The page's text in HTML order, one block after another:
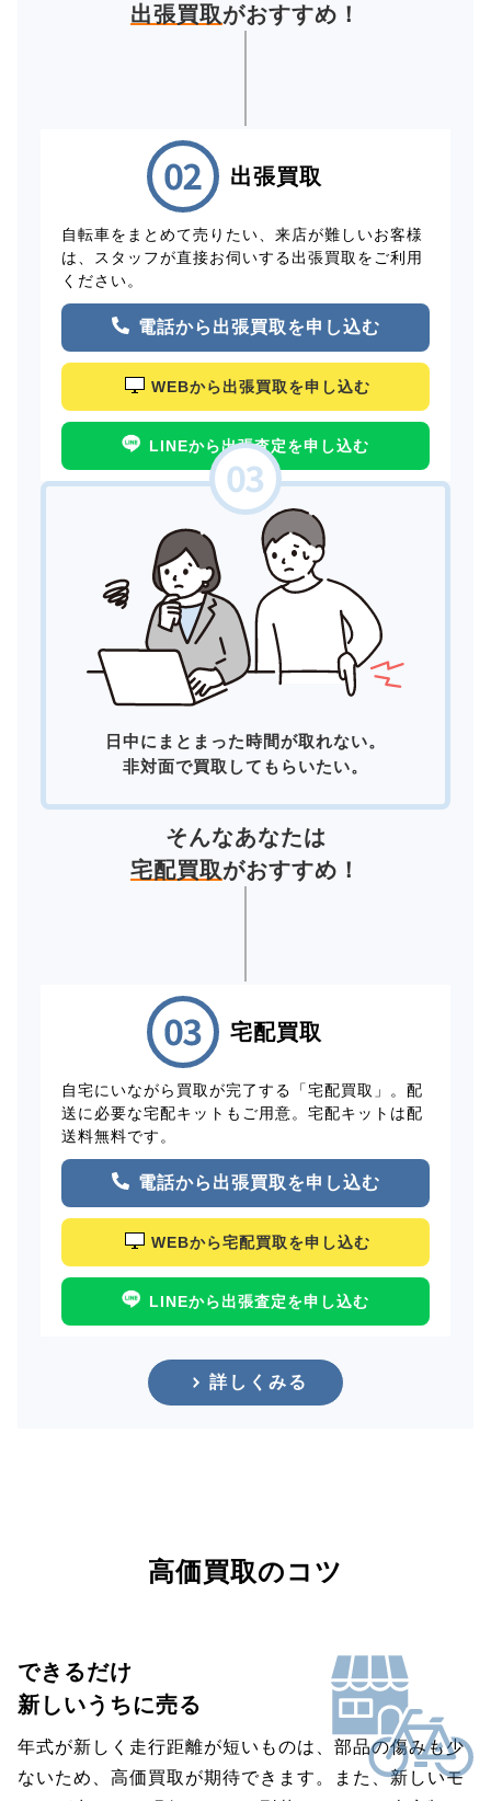
出張買取がおすすめ！
出張買取
自転車をまとめて売りたい、来店が難しいお客様
は、スタッフが直接お伺いする出張買取をご利用
ください。
電話から出張買取を申し込む
WEBから出張買取を申し込む
LINEから出張査定を申し込む
日中にまとまった時間が取れない。
非対面で買取してもらいたい。
そんなあなたは
宅配買取がおすすめ！
宅配買取
自宅にいながら買取が完了する「宅配買取」。配
送に必要な宅配キットもご用意。宅配キットは配
送料無料です。
電話から出張買取を申し込む
WEBから宅配買取を申し込む
LINEから出張査定を申し込む
詳しくみる
高価買取のコツ
できるだけ
新しいうちに売る
年式が新しく走行距離が短いものは、部品の傷みも少
ないため、高価買取が期待できます。また、新しいモ